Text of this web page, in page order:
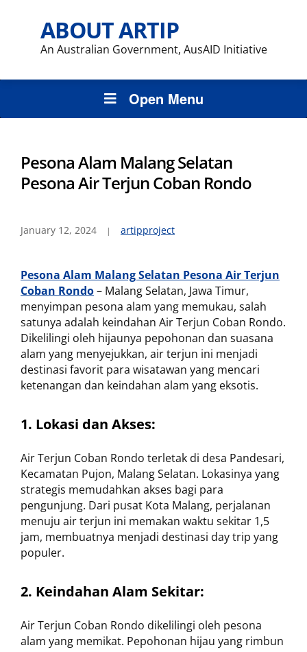
ABOUT ARTIP
An Australian Government, AusAID Initiative
Open Menu
Pesona Alam Malang Selatan
Pesona Air Terjun Coban Rondo
January 12, 2024 artipproject
Pesona Alam Malang Selatan Pesona Air Terjun
Coban Rondo– Malang Selatan, Jawa Timur,
menyimpan pesona alam yang memukau, salah
satunya adalah keindahan Air Terjun Coban Rondo.
Dikelilingi oleh hijaunya pepohonan dan suasana
alam yang menyejukkan, air terjun ini menjadi
destinasi favorit para wisatawan yang mencari
ketenangan dan keindahan alam yang eksotis.
1. Lokasi dan Akses:
Air Terjun Coban Rondo terletak di desa Pandesari,
Kecamatan Pujon, Malang Selatan. Lokasinya yang
strategis memudahkan akses bagi para
pengunjung. Dari pusat Kota Malang, perjalanan
menuju air terjun ini memakan waktu sekitar 1,5
jam, membuatnya menjadi destinasi day trip yang
populer.
2. Keindahan Alam Sekitar:
Air Terjun Coban Rondo dikelilingi oleh pesona
alam yang memikat. Pepohonan hijau yang rimbun